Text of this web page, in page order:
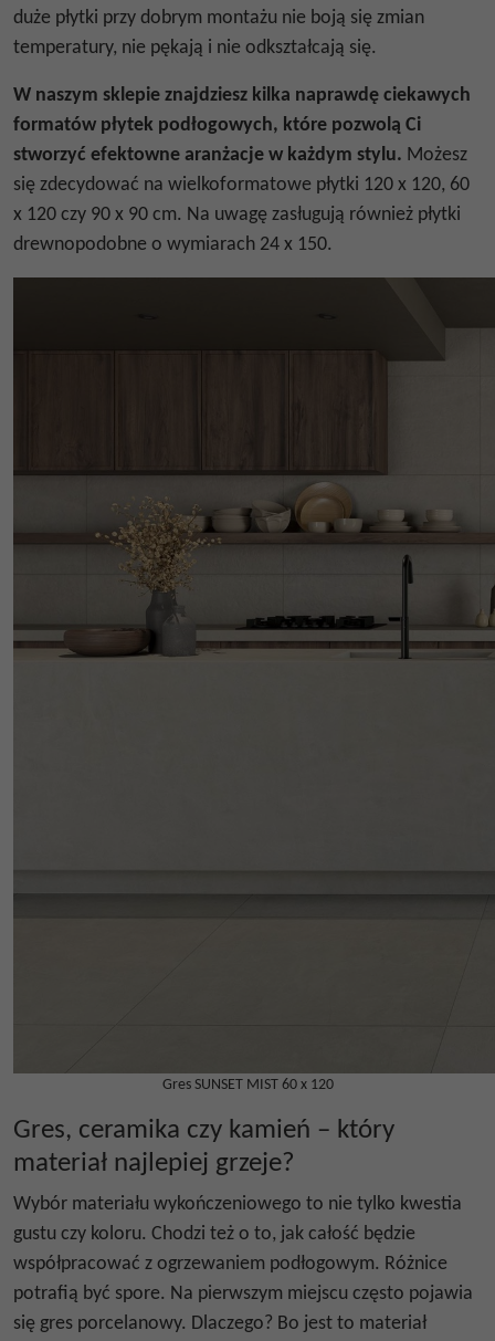
duże płytki przy dobrym montażu nie boją się zmian
temperatury, nie pękają i nie odkształcają się.
W naszym sklepie znajdziesz kilka naprawdę ciekawych
formatów płytek podłogowych, które pozwolą Ci
stworzyć efektowne aranżacje w każdym stylu. Możesz
się zdecydować na wielkoformatowe płytki 120 x 120, 60
x 120 czy 90 x 90 cm. Na uwagę zasługują również płytki
drewnopodobne o wymiarach 24 x 150.
Gres SUNSET MIST 60 x 120
Gres, ceramika czy kamień – który
materiał najlepiej grzeje?
Wybór materiału wykończeniowego to nie tylko kwestia
gustu czy koloru. Chodzi też o to, jak całość będzie
współpracować z ogrzewaniem podłogowym. Różnice
potrafią być spore. Na pierwszym miejscu często pojawia
się gres porcelanowy. Dlaczego? Bo jest to materiał